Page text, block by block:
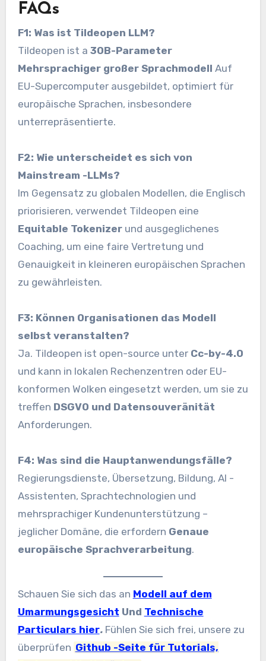
FAQs
F1: Was ist Tildeopen LLM?
Tildeopen ist a 30B-Parameter
Mehrsprachiger großer Sprachmodell Auf
EU-Supercomputer ausgebildet, optimiert für
europäische Sprachen, insbesondere
unterrepräsentierte.
F2: Wie unterscheidet es sich von
Mainstream -LLMs?
Im Gegensatz zu globalen Modellen, die Englisch
priorisieren, verwendet Tildeopen eine
Equitable Tokenizerund ausgeglichenes
Coaching, um eine faire Vertretung und
Genauigkeit in kleineren europäischen Sprachen
zu gewährleisten.
F3: Können Organisationen das Modell
selbst veranstalten?
Ja. Tildeopen ist open-source unter Cc-by-4.0
und kann in lokalen Rechenzentren oder EU-
konformen Wolken eingesetzt werden, um sie zu
treffen DSGVO und Datensouveränität
Anforderungen.
F4: Was sind die Hauptanwendungsfälle?
Regierungsdienste, Übersetzung, Bildung, AI -
Assistenten, Sprachtechnologien und
mehrsprachiger Kundenunterstützung –
jeglicher Domäne, die erfordern Genaue
europäische Sprachverarbeitung.
Schauen Sie sich das an Modell auf dem
Umarmungsgesicht Und Technische
Particulars hier.Fühlen Sie sich frei, unsere zu
überprüfen Github -Seite für Tutorials,